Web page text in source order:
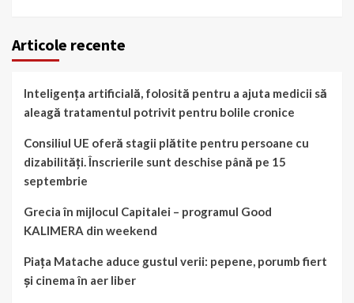
Articole recente
Inteligența artificială, folosită pentru a ajuta medicii să
aleagă tratamentul potrivit pentru bolile cronice
Consiliul UE oferă stagii plătite pentru persoane cu
dizabilități. Înscrierile sunt deschise până pe 15
septembrie
Grecia în mijlocul Capitalei – programul Good
KALIMERA din weekend
Piața Matache aduce gustul verii: pepene, porumb fiert
și cinema în aer liber